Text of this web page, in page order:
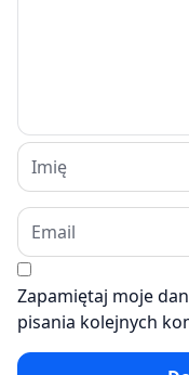
Zapamiętaj moje
pisania kolejnych